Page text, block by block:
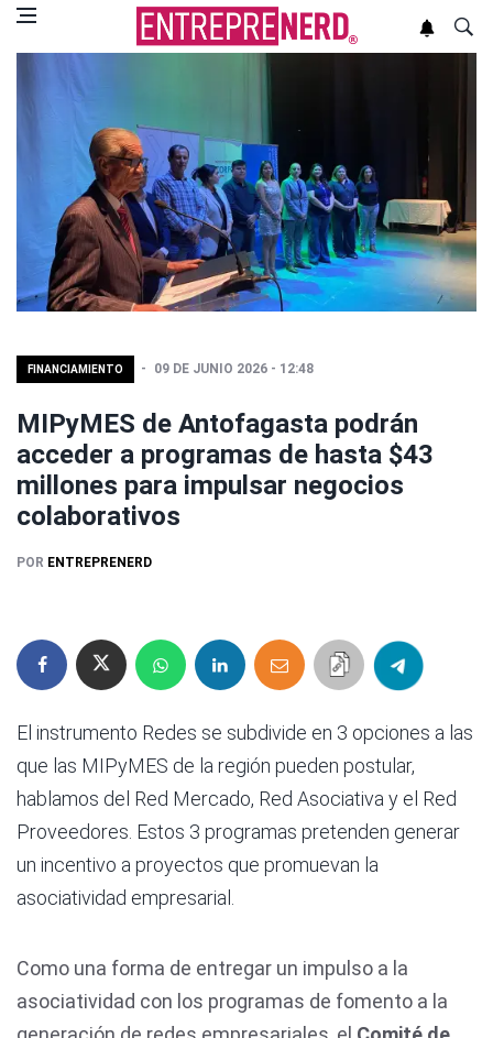
FINANCIAMIENTO 09 DE JUNIO 2026 - 12:48
MIPyMES de Antofagasta podrán
acceder a programas de hasta $43
millones para impulsar negocios
colaborativos
POR ENTREPRENERD
El instrumento Redes se subdivide en 3 opciones a las
que las MIPyMES de la región pueden postular,
hablamos del Red Mercado, Red Asociativa y el Red
Proveedores. Estos 3 programas pretenden generar
un incentivo a proyectos que promuevan la
asociatividad empresarial.
Como una forma de entregar un impulso a la
asociatividad con los programas de fomento a la